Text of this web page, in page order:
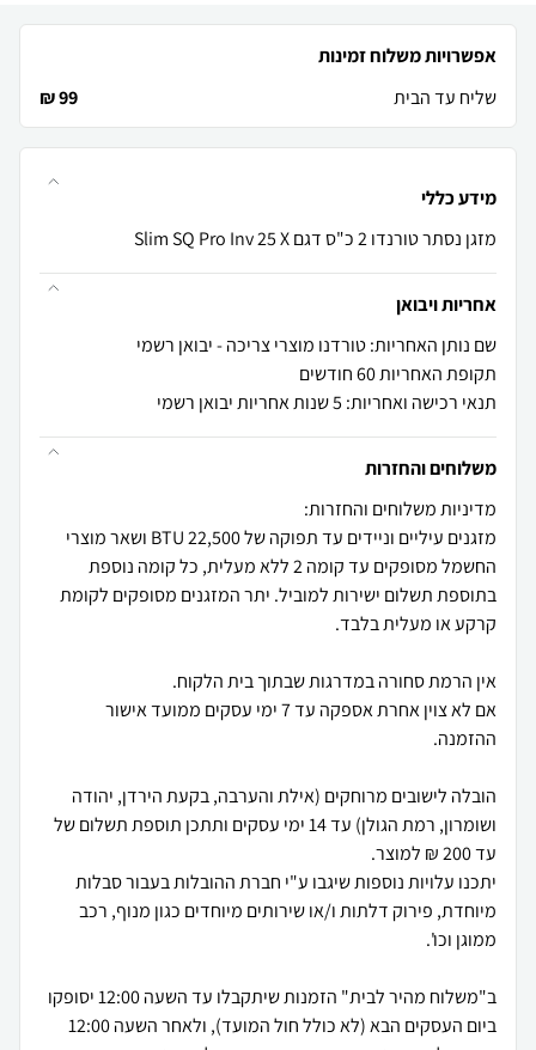
אפשרויות משלוח זמינות
שליח עד הבית
99 ₪
מידע כללי
מזגן נסתר טורנדו 2 כ"ס דגם Slim SQ Pro Inv 25 X
אחריות ויבואן
שם נותן האחריות: טורדנו מוצרי צריכה - יבואן רשמי
תקופת האחריות 60 חודשים
תנאי רכישה ואחריות: 5 שנות אחריות יבואן רשמי
משלוחים והחזרות
מזגנים עיליים וניידים עד תפוקה של 22,500 BTU ושאר מוצרי
החשמל מסופקים עד קומה 2 ללא מעלית, כל קומה נוספת
בתוספת תשלום ישירות למוביל. יתר המזגנים מסופקים לקומת
אם לא צוין אחרת אספקה עד 7 ימי עסקים ממועד אישור
הובלה לישובים מרוחקים (אילת והערבה, בקעת הירדן, יהודה
ושומרון, רמת הגולן) עד 14 ימי עסקים ותתכן תוספת תשלום של
יתכנו עלויות נוספות שיגבו ע"י חברת ההובלות בעבור סבלות
מיוחדת, פירוק דלתות ו/או שירותים מיוחדים כגון מנוף, רכב
ב"משלוח מהיר לבית" הזמנות שיתקבלו עד השעה 12:00 יסופקו
ביום העסקים הבא (לא כולל חול המועד), ולאחר השעה 12:00